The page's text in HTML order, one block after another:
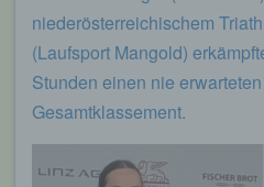
niederösterreichischem
(Laufsport Mangold)
Stunden einen nie
Gesamtklassement.